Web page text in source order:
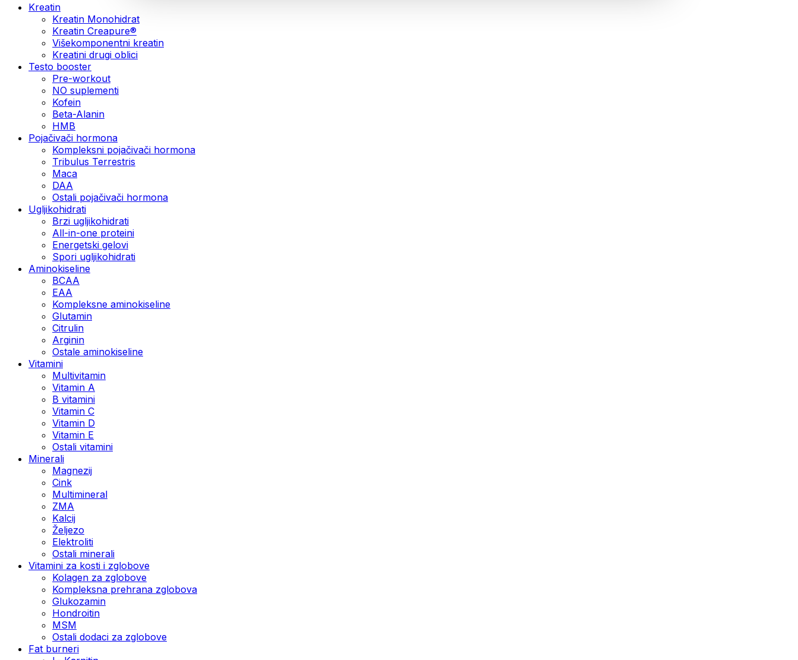
Kreatin
Kreatin Monohidrat
Kreatin Creapure®
Višekomponentni kreatin
Kreatini drugi oblici
Testo booster
Pre-workout
NO suplementi
Kofein
Beta-Alanin
HMB
Pojačivači hormona
Kompleksni pojačivači hormona
Tribulus Terrestris
Maca
DAA
Ostali pojačivači hormona
Ugljikohidrati
Brzi ugljikohidrati
All-in-one proteini
Energetski gelovi
Spori ugljikohidrati
Aminokiseline
BCAA
EAA
Kompleksne aminokiseline
Glutamin
Citrulin
Arginin
Ostale aminokiseline
Vitamini
Multivitamin
Vitamin A
B vitamini
Vitamin C
Vitamin D
Vitamin E
Ostali vitamini
Minerali
Magnezij
Cink
Multimineral
ZMA
Kalcij
Željezo
Elektroliti
Ostali minerali
Vitamini za kosti i zglobove
Kolagen za zglobove
Kompleksna prehrana zglobova
Glukozamin
Hondroitin
MSM
Ostali dodaci za zglobove
Fat burneri